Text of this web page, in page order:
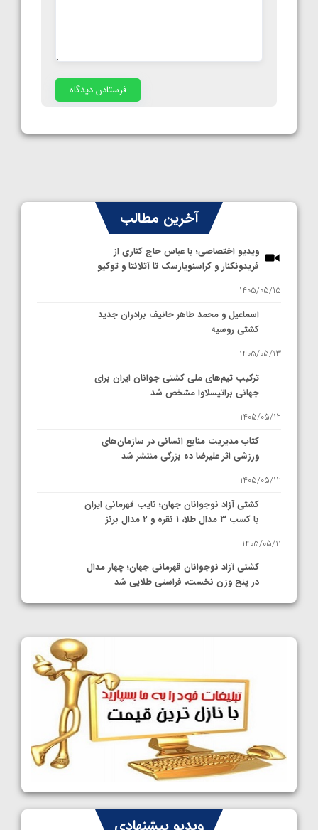
آخرین مطالب
ویدیو اختصاصی؛ با عباس حاج کناری از
فریدونکنار و کراسنویارسک تا آتلانتا و توکیو
1405/05/15
اسماعیل و محمد طاهر خانیف برادران جدید
کشتی روسیه
1405/05/13
ترکیب تیم‌های ملی کشتی جوانان ایران برای
جهانی براتیسلاوا مشخص شد
1405/05/12
کتاب مدیریت منابع انسانی در سازمان‌های
ورزشی اثر علیرضا ده بزرگی منتشر شد
1405/05/12
کشتی آزاد نوجوانان جهان؛ نایب قهرمانی ایران
با کسب ۳ مدال طلا، ۱ نقره و ۲ مدال برنز
1405/05/11
کشتی آزاد نوجوانان قهرمانی جهان؛ چهار مدال
در پنج وزن نخست، فراستی طلایی شد
1405/05/11
کشتی آزاد نوجوانان جهان؛ رقبای نمایندگان
ایران مشخص شدند
1405/05/08
کشتی فرنگی نوجوانان جهان؛ سکوی تیمی
سوم برای ایران
1405/05/07
ایران چشم به راه چهار مدال در پنج وزن دوم